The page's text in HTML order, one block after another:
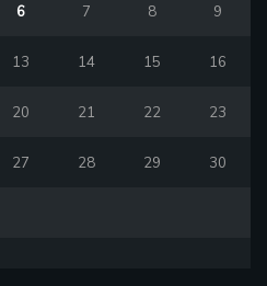
6 7 8 9
13 14 15 16
20 21 22 23
27 28 29 30